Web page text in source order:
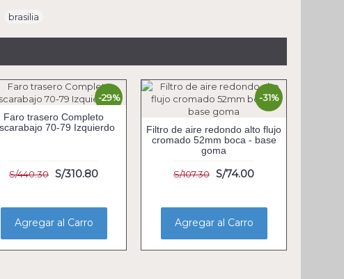
brasilia
-29%
Faro trasero Completo
70-79 Izquierdo
S/440.30 S/310.80
Agregar al Carro
-31%
Filtro de aire redondo alto flujo
cromado 52mm boca - base
goma
S/107.30 S/74.00
Agregar al Carro